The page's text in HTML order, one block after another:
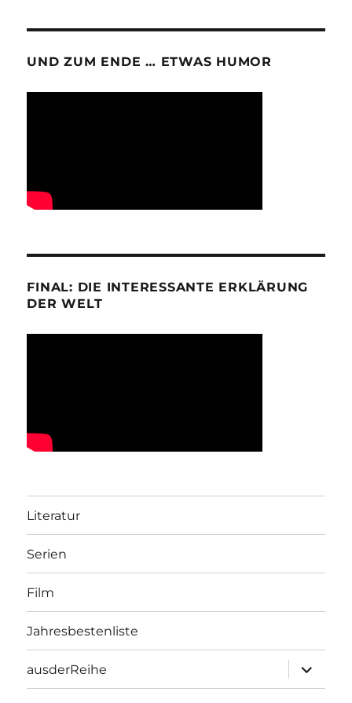
UND ZUM ENDE … ETWAS HUMOR
FINAL: DIE INTERESSANTE ERKLÄRUNG
DER WELT
Literatur
Serien
Film
Jahresbestenliste
ausderReihe
öffnen